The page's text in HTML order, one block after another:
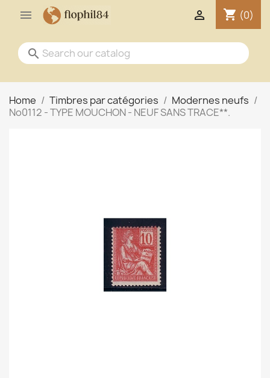
 shopping_cart (0)

search
Home Timbres par catégories
Modernes neufs
No0112 - TYPE MOUCHON - NEUF SANS TRACE**.